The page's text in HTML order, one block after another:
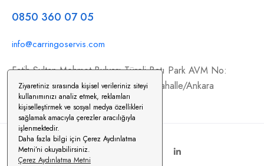
Ziyaretiniz sırasında kişisel verileriniz siteyi
kullanımınızı analiz etmek, reklamları
kişiselleştirmek ve sosyal medya özellikleri
sağlamak amacıyla çerezler aracılığıyla
işlenmektedir.
Daha fazla bilgi için Çerez Aydınlatma
Metni’ni okuyabilirsiniz.
Çerez Aydınlatma Metni
0850 360 07 05
info@carringoservis.com
Fatih Sultan Mehmet Bulvarı Türeli Batı Park AVM No:
354/C11, İstanbul Yolu, 06370 Yenimahalle/Ankara